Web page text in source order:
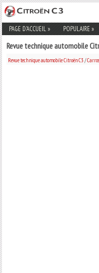
PAGE D'ACCUEIL» POPULAIRE»
Revue technique automobile
Revue technique automobile Citroën C3 /